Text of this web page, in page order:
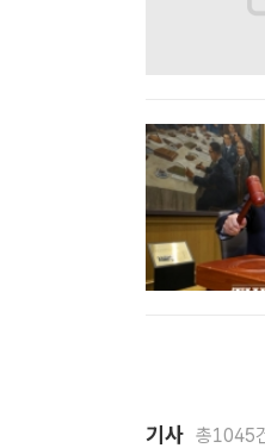
기사 총1045